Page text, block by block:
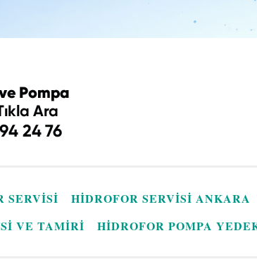
SERVISI HIDROFOR SERVISI ANKARA
VE TAMIRI
HIDROFOR POMPA